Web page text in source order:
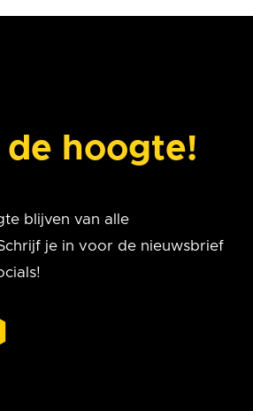
de hoogte!
blijven van alle
je in voor de nieuwsbrief